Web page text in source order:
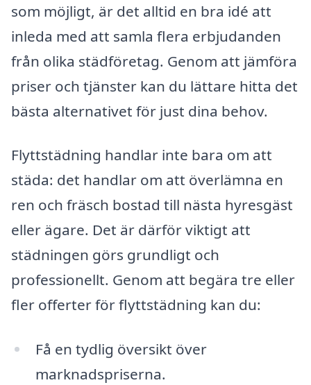
som möjligt, är det alltid en bra idé att
inleda med att samla flera erbjudanden
från olika städföretag. Genom att jämföra
priser och tjänster kan du lättare hitta det
bästa alternativet för just dina behov.
Flyttstädning handlar inte bara om att
städa: det handlar om att överlämna en
ren och fräsch bostad till nästa hyresgäst
eller ägare. Det är därför viktigt att
städningen görs grundligt och
professionellt. Genom att begära tre eller
fler offerter för flyttstädning kan du:
Få en tydlig översikt över
marknadspriserna.